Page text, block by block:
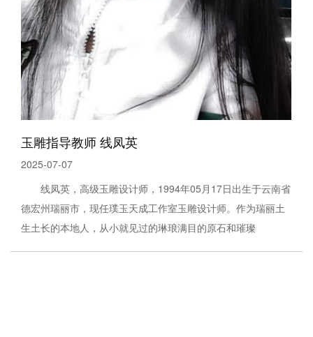
玉雕指导教师 线凤英
2025-07-07
线凤英，高级玉雕设计师，1994年05月17日出生于云南省
德宏州瑞丽市，现任璞玉天成工作室玉雕设计师。作为瑞丽土
生土长的本地人，从小就见过的琳琅满目的原石和璀璨